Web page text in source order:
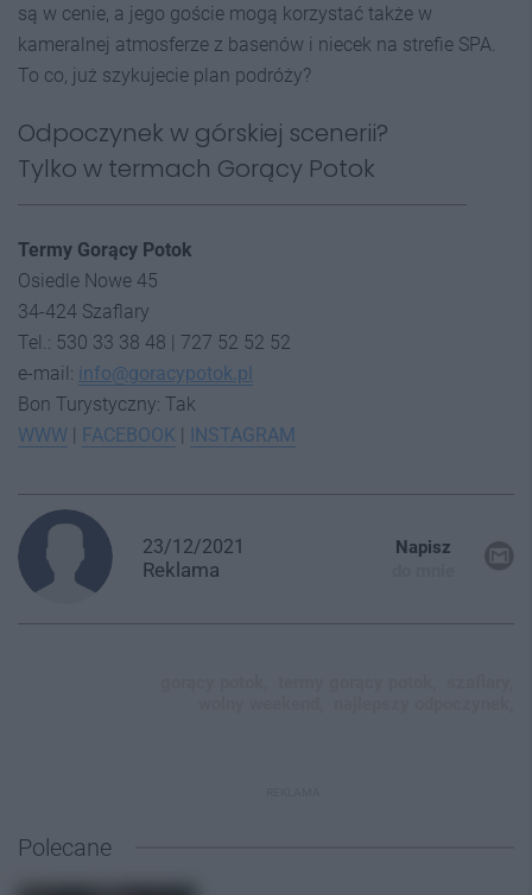
są w cenie, a jego goście mogą korzystać także w
kameralnej atmosferze z basenów i niecek na strefie SPA.
To co, już szykujecie plan podróży?
Odpoczynek w górskiej scenerii?
Tylko w termach Gorący Potok
Termy Gorący Potok
Osiedle Nowe 45
34-424 Szaflary
Tel.: 530 33 38 48 | 727 52 52 52
e-mail: info@goracypotok.pl
Bon Turystyczny: Tak
WWW | FACEBOOK | INSTAGRAM
23/12/2021
Reklama
Napisz
Polecane